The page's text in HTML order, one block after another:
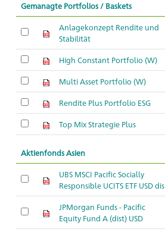
Gemanagte Portfolios / Baskets
Anlagekonzept Rendite und
Stabilität
High Constant Portfolio (W)
Multi Asset Portfolio (W)
Rendite Plus Portfolio ESG
Top Mix Strategie Plus
Aktienfonds Asien
UBS MSCI Pacific Socially
Responsible UCITS ETF USD dis
JPMorgan Funds - Pacific
Equity Fund A (dist) USD